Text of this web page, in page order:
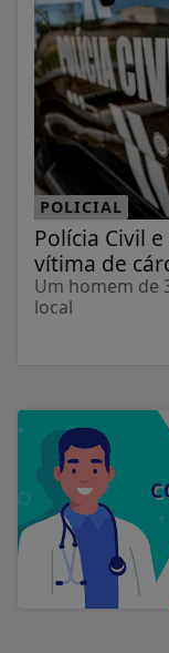
POLICIAL
Polícia Civil
vítima de
Um homem de
local